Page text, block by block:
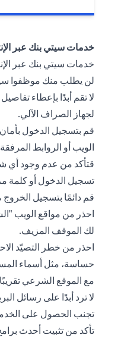
خدمات سيتي بنك عبر
خدمات سيتي بنك عبر
لن يطلب منك موظفوا
لا تقم أبدًا بإعطاء
لجهاز الصراف الآلي.
قم بتسجيل الدخول
الويب أو الروابط
قتأكد من عدم وجود أي
تسجيل الدخول أو كلمة
قم دائمًا بتسجيل
احذر من مواقع الويب
لك الموقف المزيف.
احذر من خطر التصيّد
حساسة، مثل أسماء
مع الموقع الشرعي
لا ترد أبدًا على رسائل
تجنب الحصول على
تأكد من تثبيت أحدث